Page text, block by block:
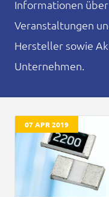
Informationen
Veranstaltungen
Hersteller sowie
Unternehmen.
07 APR 2019